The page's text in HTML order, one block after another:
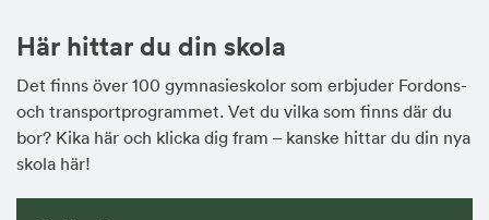
Här hittar du din skola
Det finns över 100 gymnasieskolor som erbjuder Fordons-
och transportprogrammet. Vet du vilka som finns där du
bor? Kika här och klicka dig fram – kanske hittar du din nya
skola här!